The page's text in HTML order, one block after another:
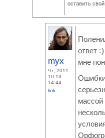
оставить
myx
Чт, 2011-
10-13
14:44
link
ответ
мне
массой